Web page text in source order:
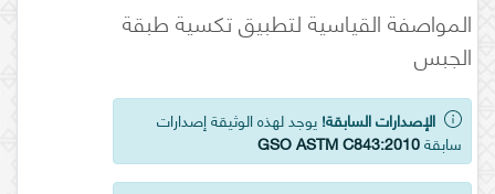
المواصفة القياسية لتطبيق تكسية طبقة
الجبس
الإصدارات السابقة! يوجد لهذه الوثيقة إصدارات
سابقةGSO ASTM C843:2010